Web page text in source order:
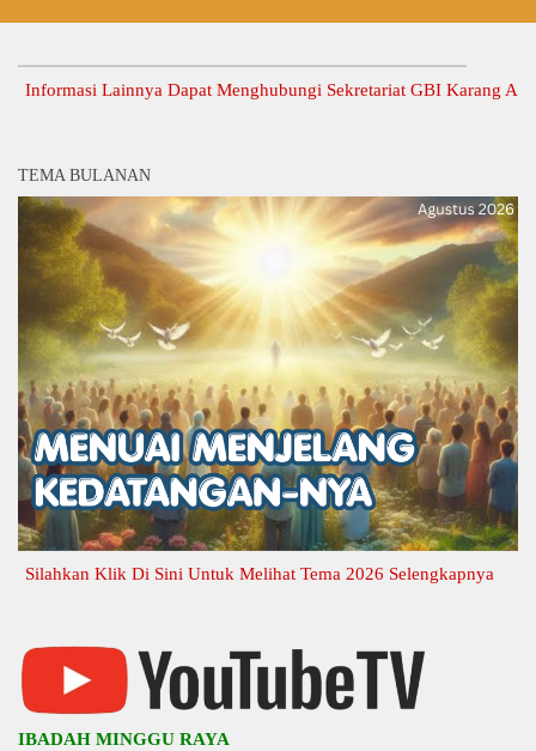
Lainnya Dapat Menghubungi Sekretariat GBI Karang Anyar.
TEMA BULANAN
Klik Di Sini Untuk Melihat Tema 2026 Selengkapnya
IBADAH MINGGU RAYA